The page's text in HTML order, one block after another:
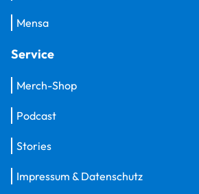
Mensa
Service
Merch-Shop
Podcast
Stories
Impressum & Datenschutz